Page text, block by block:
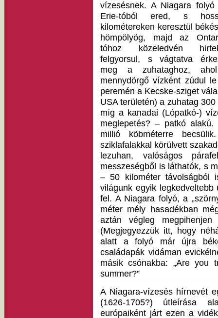
vízesésnek. A Niagara folyó
Erie-tóból ered, s
kilométereken keresztül
hömpölyög, majd az
tóhoz közeledvén
felgyorsul, s vágtatva
meg a zuhataghoz,
mennydörgő vízként zúdul
peremén a Kecske-sziget
USA területén) a zuhatag
míg a kanadai (Lópatkó-)
meglepetés? – patkó
millió köbméterre
sziklafalakkal körülvett
lezuhan, valóságos
messzeségből is láthatók, s
– 50 kilométer távolságból
világunk egyik
fel. A Niagara folyó, a
méter mély hasadékban
aztán végleg
(Megjegyezzük itt, hogy
alatt a folyó már újra
családapák vidáman
másik csónakba: „Are you
summer?”
A Niagara-vízesés hírnevét
(1626-1705?) útleírása
európaiként járt ezen a